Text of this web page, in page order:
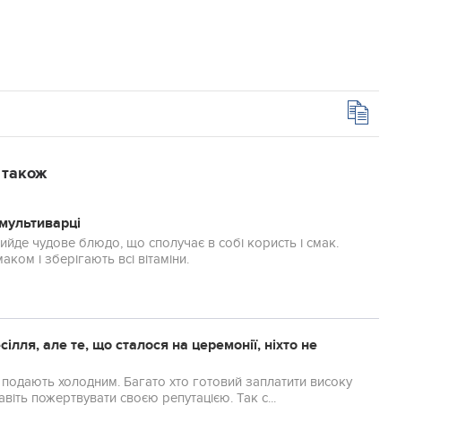
чудове блюдо, що сполучає в собі користь і смак.
і зберігають всі вітаміни.
але те, що сталося на церемонії, ніхто не
холодним. Багато хто готовий заплатити високу
пожертвувати своєю репутацією. Так с...